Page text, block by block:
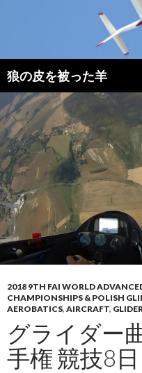
狼の皮を被った羊
検
索
ン
テ
ン
ツ
へ
移
動
2018 9TH FAI WORLD
CHAMPIONSHIPS & POLISH
AEROBATICS, AIRCRAFT,
グライダー
手権 競技8日